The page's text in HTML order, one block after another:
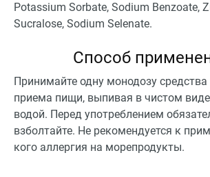
Potassium Sorbate, Sodium Benzoate,
Sucralose, Sodium Selenate.
Способ
Принимайте одну монодозу
приема пищи, выпивая в чистом
водой. Перед употреблением
взболтайте. Не рекомендуется к
кого аллергия на морепродукты.